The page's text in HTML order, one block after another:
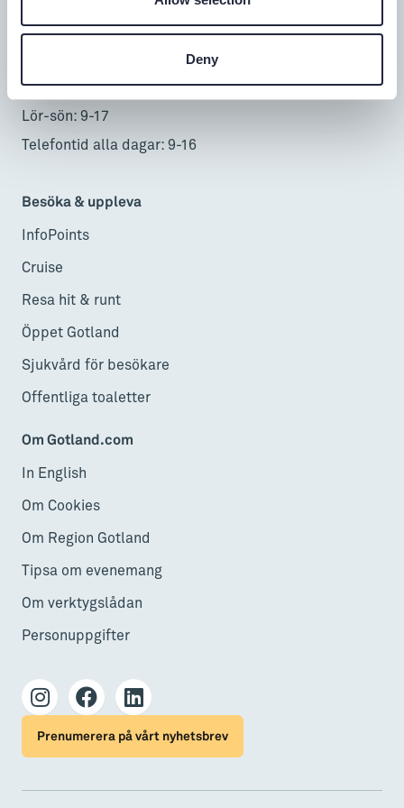
Deny
Mån-fre: 9-18
Lör-sön: 9-17
Telefontid alla dagar: 9-16
Besöka & uppleva
InfoPoints
Cruise
Resa hit & runt
Öppet Gotland
Sjukvård för besökare
Offentliga toaletter
Om Gotland.com
In English
Om Cookies
Om Region Gotland
Tipsa om evenemang
Om verktygslådan
Personuppgifter
Prenumerera på vårt nyhetsbrev